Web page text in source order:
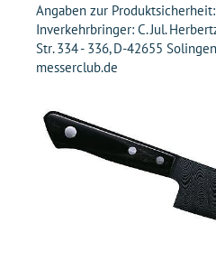
Angaben zur Produktsicherheit:
Inverkehrbringer: C. Jul.
Str. 334 - 336, D-42655
messerclub.de